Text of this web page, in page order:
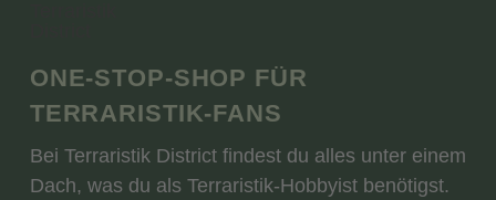
ONE-STOP-SHOP FÜR
TERRARISTIK-FANS
Bei Terraristik District findest du alles unter einem
Dach, was du als Terraristik-Hobbyist benötigst.